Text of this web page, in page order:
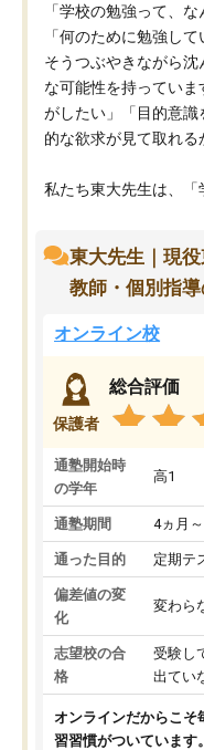
「学校の勉強って、な
「何のために勉強し
そうつぶやきながら
な可能性を持ってい
がしたい」「目的意
的な欲求が見て取れる
私たち東大先生は、「
東大先生｜現
教師・個別指
オンライン校
保護者
総合評価
通塾開始時
の学年
高1
通塾期間 4ヵ月
通った目的 定期テ
偏差値の変
化
変わら
志望校の合
格
受験し
出てい
オンラインだからこそ
習習慣がついています。